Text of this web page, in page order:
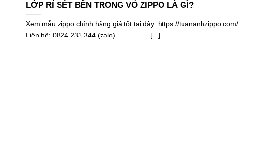
LỚP RỈ SÉT BÊN TRONG VỎ ZIPPO LÀ GÌ?
Xem mẫu zippo chính hãng giá tốt tại đây: https://tuananhzippo.com/
Liên hê: 0824.233.344 (zalo) ————– [...]